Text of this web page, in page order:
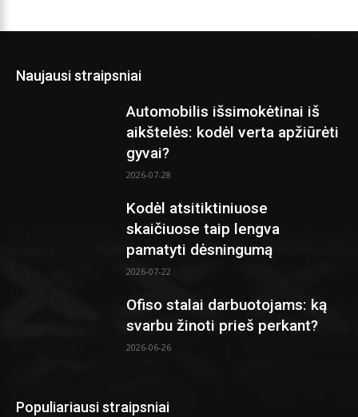
Naujausi straipsniai
Automobilis išsimokėtinai iš
aikštelės: kodėl verta apžiūrėti
gyvai?
2026-07-28
Kodėl atsitiktiniuose
skaičiuose taip lengva
pamatyti dėsningumą
2026-07-22
Ofiso stalai darbuotojams: ką
svarbu žinoti prieš perkant?
2026-06-26
Populiariausi straipsniai